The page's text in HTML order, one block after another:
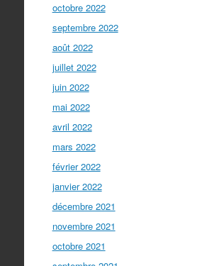
octobre 2022
septembre 2022
août 2022
juillet 2022
juin 2022
mai 2022
avril 2022
mars 2022
février 2022
janvier 2022
décembre 2021
novembre 2021
octobre 2021